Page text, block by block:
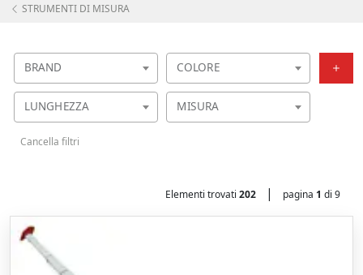
STRUMENTI DI MISURA
BRAND COLORE
LUNGHEZZA MISURA
Cancella filtri
Elementi trovati 202 | pagina 1 di 9